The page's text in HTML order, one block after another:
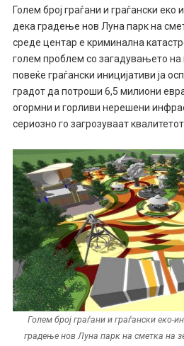
Голем број граѓани и граѓански еко
дека градење нов Луна парк на
среде центар е криминална
голем проблем со загадувањето на
повеќе граѓански иницијативи ја
градот да потроши 6,5 милиони
огормни и горливи нерешени
сериозно го загрозуваат
Голем број граѓани и граѓански еко-
градење нов Луна парк на сметка на